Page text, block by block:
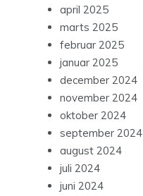
april 2025
marts 2025
februar 2025
januar 2025
december 2024
november 2024
oktober 2024
september 2024
august 2024
juli 2024
juni 2024